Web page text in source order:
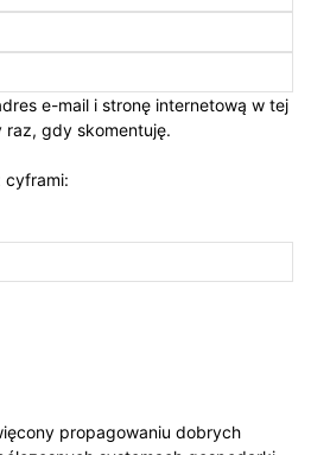
e-mail i stronę internetową w tej
gdy skomentuję.
cyframi:
propagowaniu dobrych